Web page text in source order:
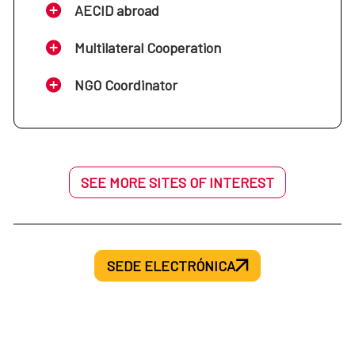
AECID abroad
Multilateral Cooperation
NGO Coordinator
SEE MORE SITES OF INTEREST
SEDE ELECTRÓNICA